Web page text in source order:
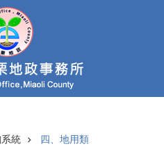
統 四、地用類